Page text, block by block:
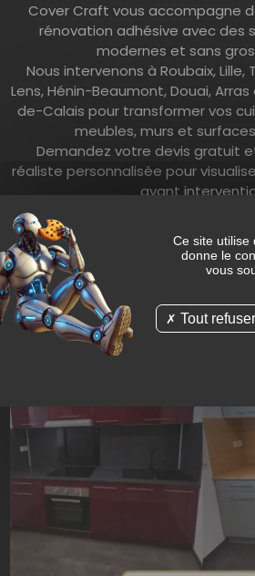
Ce site utilise
donne le
vous
Tout refuser
Cover Craft vous accompagne
rénovation adhésive avec des
modernes et sans
Nous intervenons à Roubaix, Lille,
Lens, Hénin-Beaumont, Douai,
de-Calais pour transformer vos
meubles, murs et
Demandez votre devis gratuit
réaliste personnalisée pour
avant